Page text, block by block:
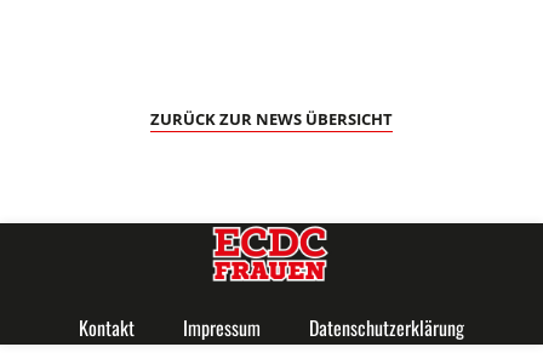
ZURÜCK ZUR NEWS ÜBERSICHT
Kontakt Impressum Datenschutzerklärung